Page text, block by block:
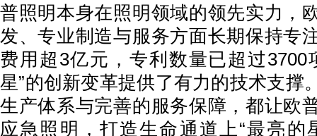
普照明本身在照明领域的领先实力，
发、专业制造与服务方面长期保持专
费用超3亿元，专利数量已超过3700
星”的创新变革提供了有力的技术支撑
生产体系与完善的服务保障，都让欧
应急照明，打造生命通道上“最亮的